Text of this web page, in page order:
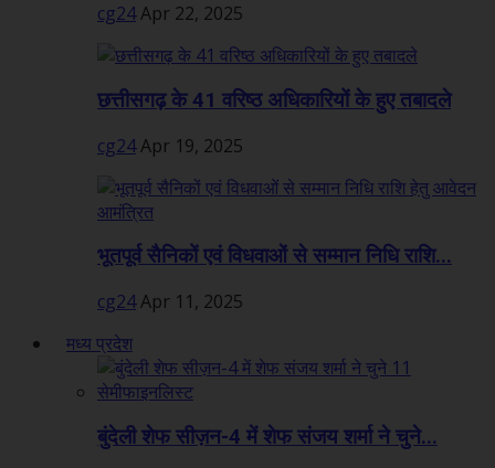
cg24Apr 22, 2025
छत्तीसगढ़ के 41 वरिष्ठ अधिकारियों के हुए तबादले
cg24Apr 19, 2025
भूतपूर्व सैनिकों एवं विधवाओं से सम्मान निधि राशि...
cg24Apr 11, 2025
मध्य प्रदेश
बुंदेली शेफ सीज़न-4 में शेफ संजय शर्मा ने चुने...